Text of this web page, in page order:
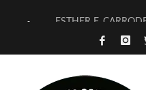
ESTHER F.
[TERRA DE